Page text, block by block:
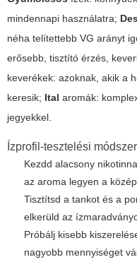
mindennapi használatra;
néha telítettebb VG arányt
erősebb, tisztító érzés,
keverékek: azoknak, akik a
keresik; Ital aromák:
jegyekkel.
Ízprofil-tesztelési
Kezdd alacsony
az aroma legyen a
Tisztítsd a tankot és a
elkerüld az
Próbálj kisebb
nagyobb mennyiséget